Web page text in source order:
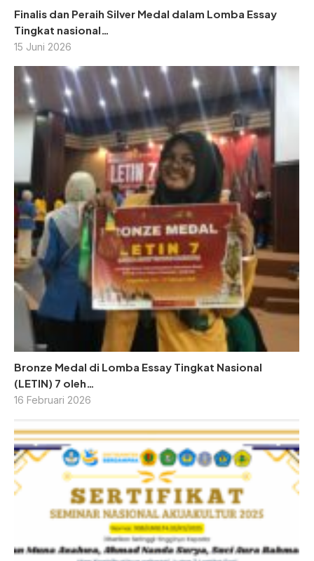
Finalis dan Peraih Silver Medal dalam Lomba Essay
Tingkat nasional…
15 Juni 2026
Bronze Medal di Lomba Essay Tingkat Nasional
(LETIN) 7 oleh…
16 Februari 2026